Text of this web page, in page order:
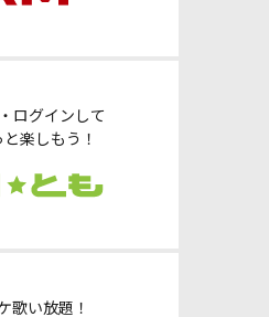
ログインして
楽しもう！
歌い放題！